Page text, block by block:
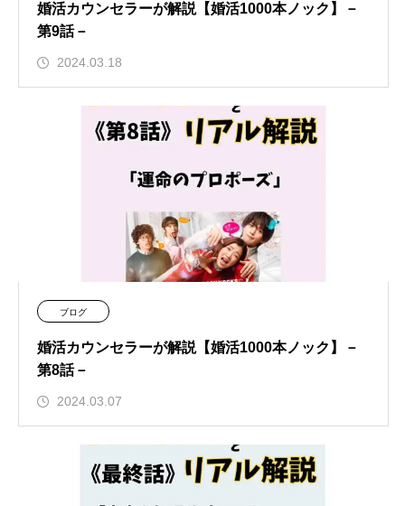
婚活カウンセラーが解説【婚活1000本ノック】－
第9話－
2024.03.18
ブログ
婚活カウンセラーが解説【婚活1000本ノック】－
第8話－
2024.03.07